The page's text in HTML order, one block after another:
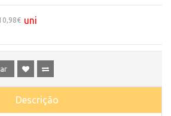
uni
Descrição